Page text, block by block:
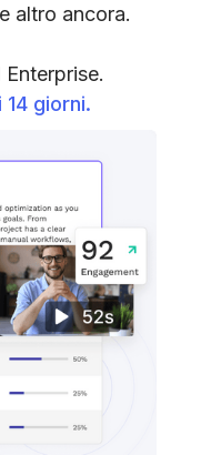
altro ancora.
giorni.